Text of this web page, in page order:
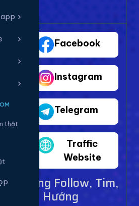
thật
Facebook
Instagram
Telegram
Traffic
Website
- Tăng Follow, Tim,
Lên Xu Hướng